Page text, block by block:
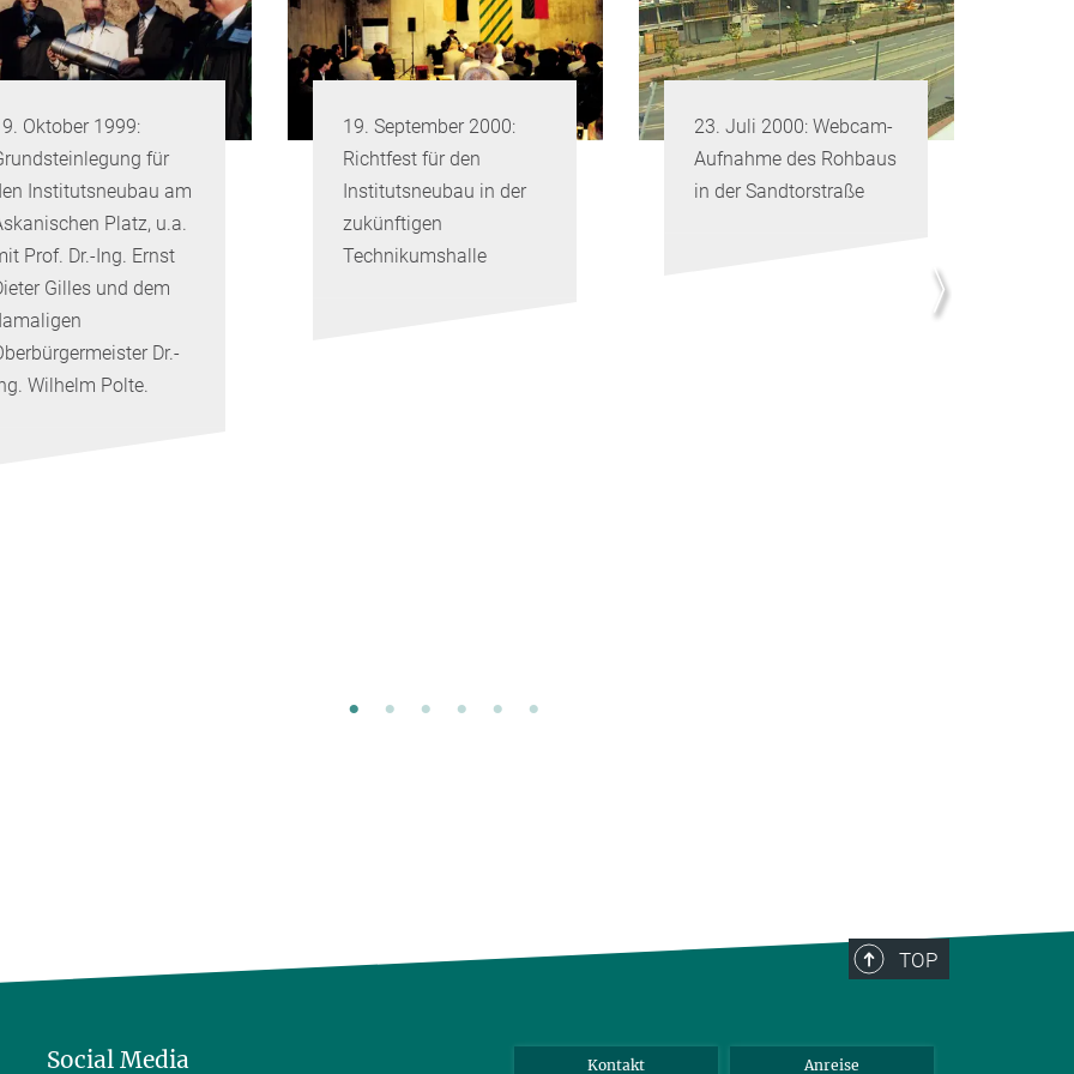
19. September 2000:
Richtfest für den
Institutsneubau in der
zukünftigen
Technikumshalle
23. Juli 2000: Webcam-
Aufnahme des Rohbaus
in der Sandtorstraße
Die Mitarbeiterschaft
vor dem neuen
Institutsgebäude im
TOP
Social Media Kontakt Anreise